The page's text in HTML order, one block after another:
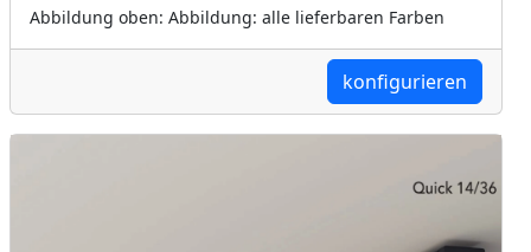
Abbildung oben: Abbildung: alle lieferbaren Farben
konfigurieren